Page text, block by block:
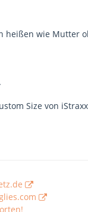
heißen wie Mutter
Size von